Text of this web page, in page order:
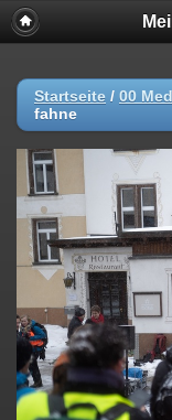
Startseite / 00
fahne